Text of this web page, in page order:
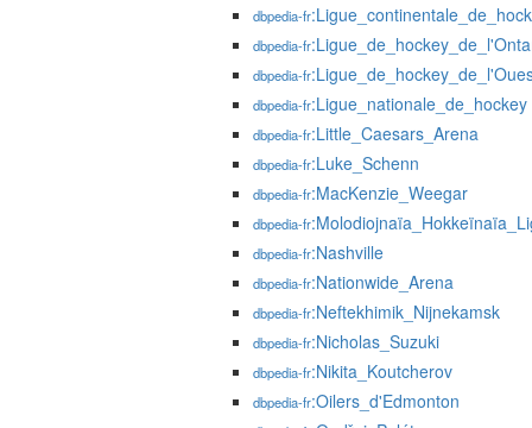
dbpedia-fr
dbpedia-fr
dbpedia-fr
dbpedia-fr:Ligue_nationale_de_hockey
dbpedia-fr:Little_Caesars_Arena
dbpedia-fr:Luke_Schenn
dbpedia-fr:MacKenzie_Weegar
dbpedia-fr
dbpedia-fr:Nashville
dbpedia-fr:Nationwide_Arena
dbpedia-fr:Neftekhimik_Nijnekamsk
dbpedia-fr:Nicholas_Suzuki
dbpedia-fr:Nikita_Koutcherov
dbpedia-fr:Oilers_d'Edmonton